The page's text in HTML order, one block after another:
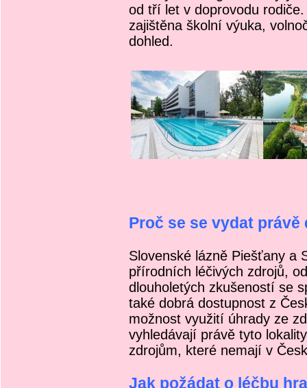
od tří let v doprovodu
zajištěna školní výuka,
dohled.
Proč se se vydat
Slovenské lázně Piešťany a
přírodních léčivých zdrojů,
dlouholetých zkušeností se
také dobrá dostupnost z
možnost využití úhrady ze
vyhledávají právě tyto
zdrojům, které nemají v
Jak požádat o léčbu